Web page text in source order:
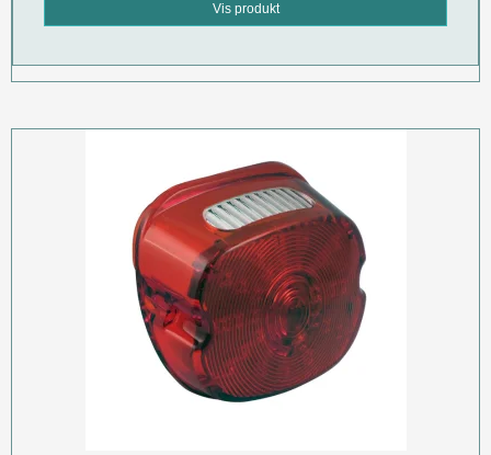
Vis produkt